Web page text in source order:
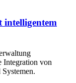
intelligentem
Integration von